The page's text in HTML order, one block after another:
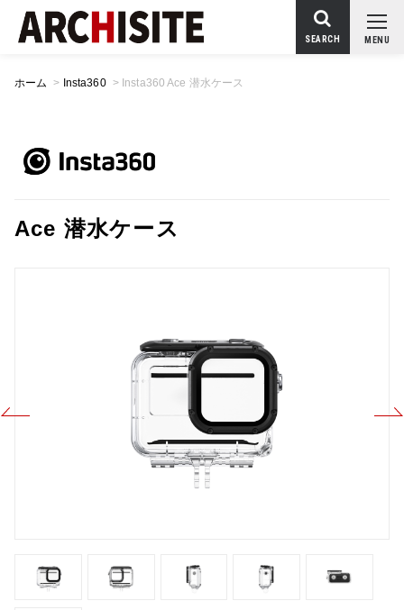
MENU
SEARCH
ホーム > Insta360 > Insta360 Ace 潜水ケース
Ace 潜水ケース